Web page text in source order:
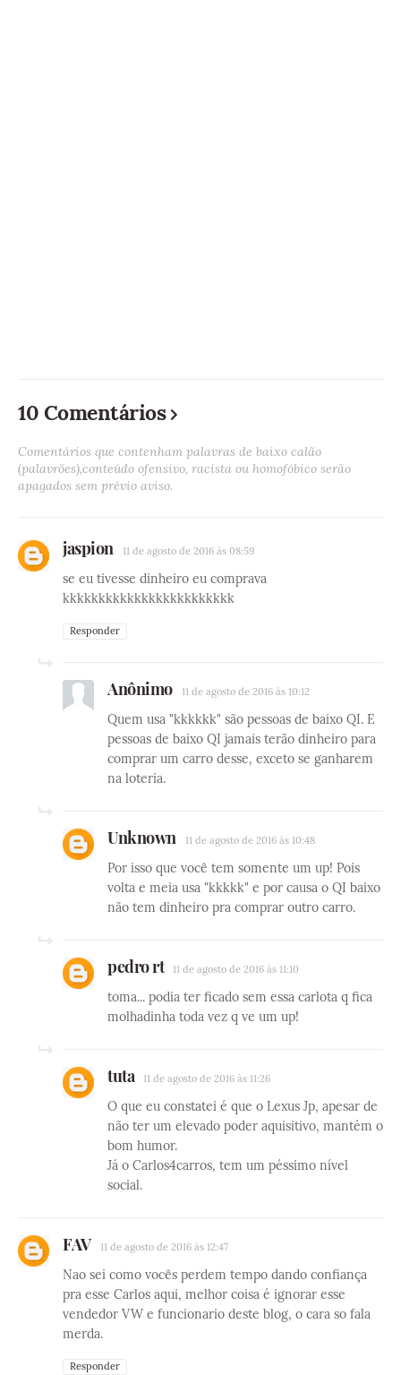
10 Comentários
Comentários que contenham palavras de baixo calão
(palavrões),conteúdo ofensivo, racista ou homofóbico serão
apagados sem prévio aviso.
jaspion 11 de agosto de 2016 às 08:59
se eu tivesse dinheiro eu comprava
kkkkkkkkkkkkkkkkkkkkkkkk
Responder
Anônimo 11 de agosto de 2016 às 10:12
Quem usa "kkkkkk" são pessoas de baixo QI. E
pessoas de baixo QI jamais terão dinheiro para
comprar um carro desse, exceto se ganharem
na loteria.
Unknown 11 de agosto de 2016 às 10:48
Por isso que você tem somente um up! Pois
volta e meia usa "kkkkk" e por causa o QI baixo
não tem dinheiro pra comprar outro carro.
pedro rt 11 de agosto de 2016 às 11:10
toma... podia ter ficado sem essa carlota q fica
molhadinha toda vez q ve um up!
tuta 11 de agosto de 2016 às 11:26
O que eu constatei é que o Lexus Jp, apesar de
não ter um elevado poder aquisitivo, mantém o
bom humor.
Já o Carlos4carros, tem um péssimo nível
social.
FAV 11 de agosto de 2016 às 12:47
Nao sei como vocês perdem tempo dando confiança
pra esse Carlos aqui, melhor coisa é ignorar esse
vendedor VW e funcionario deste blog, o cara so fala
merda.
Responder